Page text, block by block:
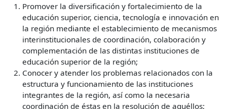
Promover la diversificación y fortalecimiento de la
educación superior, ciencia, tecnología e innovación en
la región mediante el establecimiento de mecanismos
interinstitucionales de coordinación, colaboración y
complementación de las distintas instituciones de
educación superior de la región;
Conocer y atender los problemas relacionados con la
estructura y funcionamiento de las instituciones
integrantes de la región, así como la necesaria
coordinación de éstas en la resolución de aquéllos;